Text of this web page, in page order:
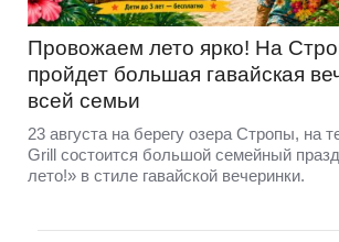
Провожаем лето ярко! На
пройдет большая гавайская
всей семьи
23 августа на берегу озера Стропы, на
Grill состоится большой семейный
лето!» в стиле гавайской вечеринки.